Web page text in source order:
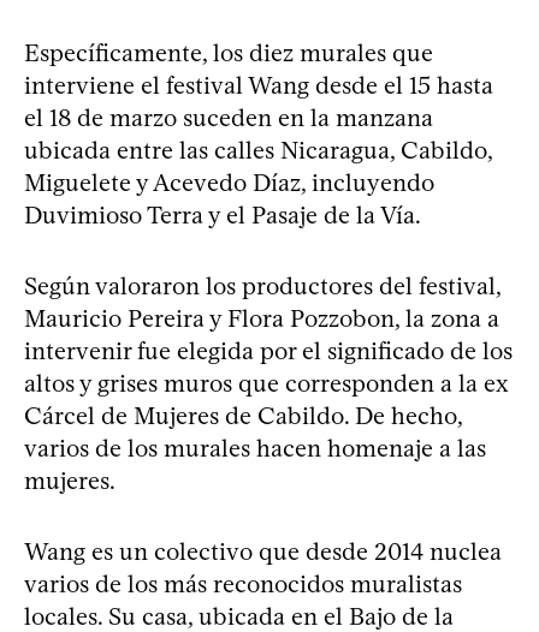
Específicamente, los diez murales que
interviene el festival Wang desde el 15 hasta
el 18 de marzo suceden en la manzana
ubicada entre las calles Nicaragua, Cabildo,
Miguelete y Acevedo Díaz, incluyendo
Duvimioso Terra y el Pasaje de la Vía.
Según valoraron los productores del festival,
Mauricio Pereira y Flora Pozzobon, la zona a
intervenir fue elegida por el significado de los
altos y grises muros que corresponden a la ex
Cárcel de Mujeres de Cabildo. De hecho,
varios de los murales hacen homenaje a las
mujeres.
Wang es un colectivo que desde 2014 nuclea
varios de los más reconocidos muralistas
locales. Su casa, ubicada en el Bajo de la